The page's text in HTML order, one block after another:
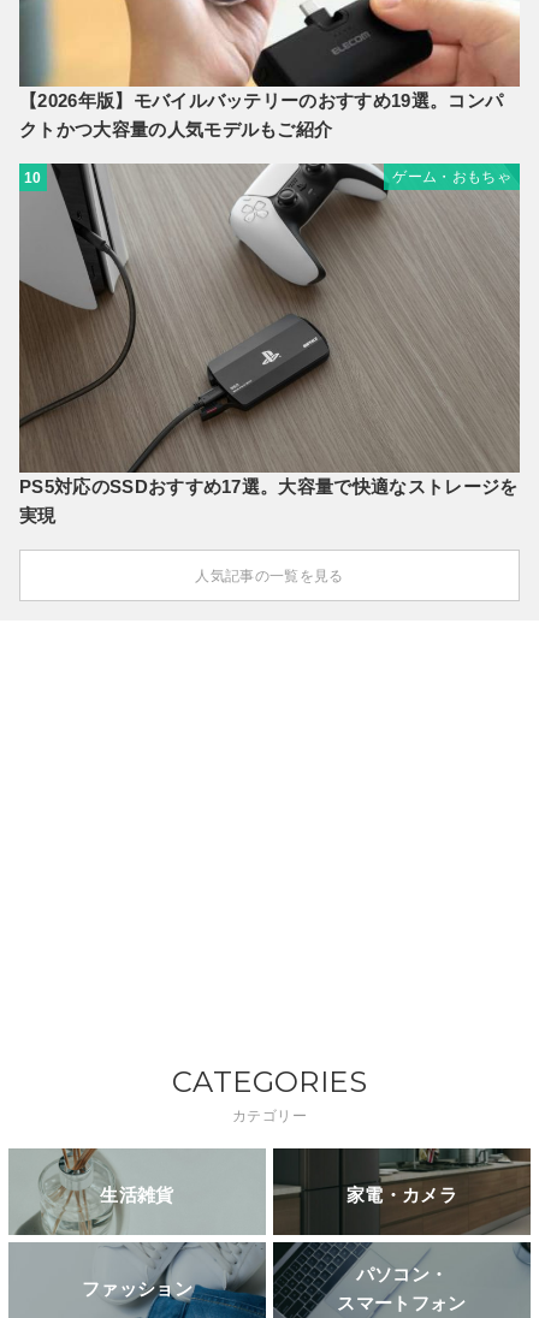
【2026年版】モバイルバッテリーのおすすめ19選。コンパ
クトかつ大容量の人気モデルもご紹介
10 ゲーム・おもちゃ
PS5対応のSSDおすすめ17選。大容量で快適なストレージを
実現
人気記事の一覧を見る
CATEGORIES
カテゴリー
生活雑貨 家電・カメラ
ファッション
パソコン・
スマートフォン